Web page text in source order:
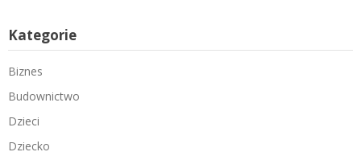
Kategorie
Biznes
Budownictwo
Dzieci
Dziecko